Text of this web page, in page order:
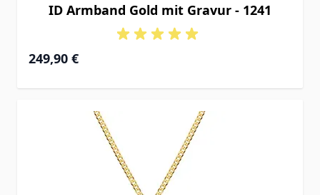
ID Armband Gold mit Gravur - 1241
Ab
249,90 €